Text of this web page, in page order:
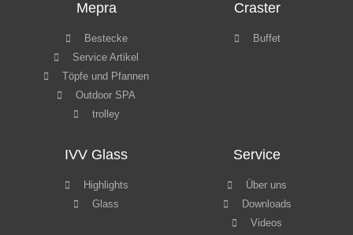
Mepra
Bestecke
Service Artikel
Töpfe und Pfannen
Outdoor SPA
trolley
Craster
Buffet
IVV Glass
Highlights
Glass
Service
Über uns
Downloads
Videos